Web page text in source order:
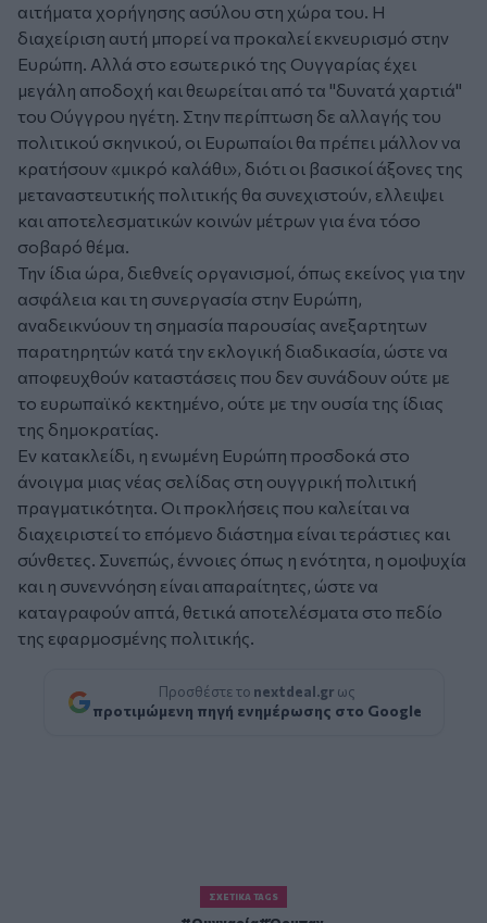
αιτήματα χορήγησης ασύλου στη χώρα του. Η
διαχείριση αυτή μπορεί να προκαλεί εκνευρισμό στην
Ευρώπη. Αλλά στο εσωτερικό της Ουγγαρίας έχει
μεγάλη αποδοχή και θεωρείται από τα "δυνατά χαρτιά"
του Ούγγρου ηγέτη. Στην περίπτωση δε αλλαγής του
πολιτικού σκηνικού, οι Ευρωπαίοι θα πρέπει μάλλον να
κρατήσουν «μικρό καλάθι», διότι οι βασικοί άξονες της
μεταναστευτικής πολιτικής θα συνεχιστούν, ελλειψει
και αποτελεσματικών κοινών μέτρων για ένα τόσο
σοβαρό θέμα.
Την ίδια ώρα, διεθνείς οργανισμοί, όπως εκείνος για την
ασφάλεια και τη συνεργασία στην Ευρώπη,
αναδεικνύουν τη σημασία παρουσίας ανεξαρτητων
παρατηρητών κατά την εκλογική διαδικασία, ώστε να
αποφευχθούν καταστάσεις που δεν συνάδουν ούτε με
το ευρωπαϊκό κεκτημένο, ούτε με την ουσία της ίδιας
της δημοκρατίας.
Εν κατακλείδι, η ενωμένη Ευρώπη προσδοκά στο
άνοιγμα μιας νέας σελίδας στη ουγγρική πολιτική
πραγματικότητα. Οι προκλήσεις που καλείται να
διαχειριστεί το επόμενο διάστημα είναι τεράστιες και
σύνθετες. Συνεπώς, έννοιες όπως η ενότητα, η ομοψυχία
και η συνεννόηση είναι απαραίτητες, ώστε να
καταγραφούν απτά, θετικά αποτελέσματα στο πεδίο
της εφαρμοσμένης πολιτικής.
Προσθέστε το nextdeal.gr ως
προτιμώμενη πηγή ενημέρωσης στο Google
ΣΧΕΤΙΚΆ TAGS